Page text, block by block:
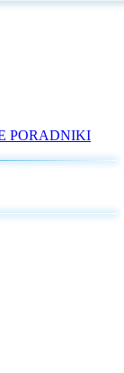
PORADNIKI